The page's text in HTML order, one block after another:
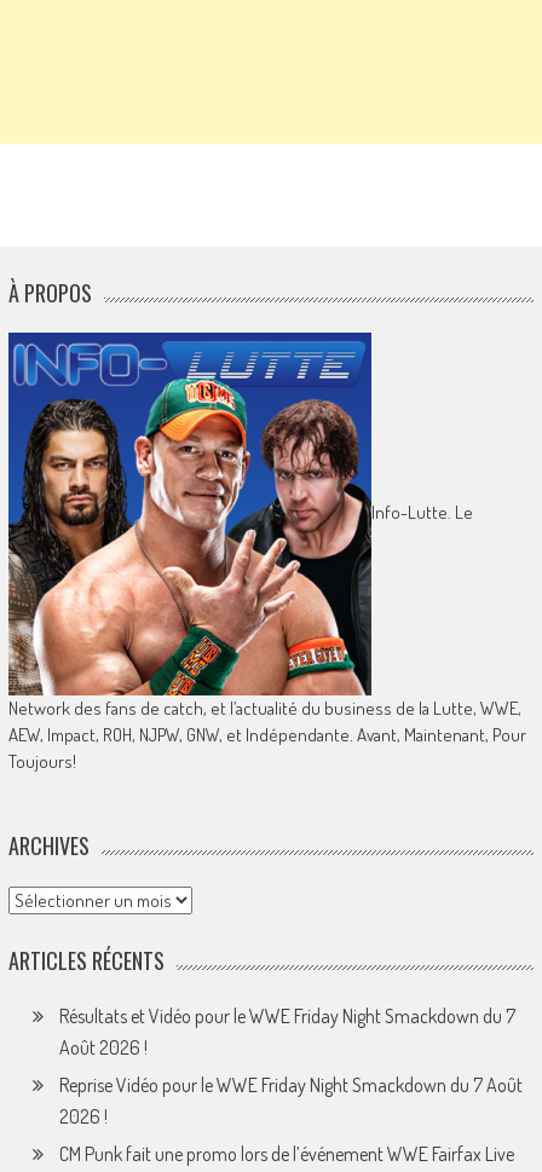
À PROPOS
Info-Lutte. Le
Network des fans de catch, et l’actualité du business de la Lutte, WWE,
AEW, Impact, ROH, NJPW, GNW, et Indépendante. Avant, Maintenant, Pour
Toujours!
ARCHIVES
Archives
ARTICLES RÉCENTS
Résultats et Vidéo pour le WWE Friday Night Smackdown du 7
Août 2026 !
Reprise Vidéo pour le WWE Friday Night Smackdown du 7 Août
2026 !
CM Punk fait une promo lors de l’événement WWE Fairfax Live